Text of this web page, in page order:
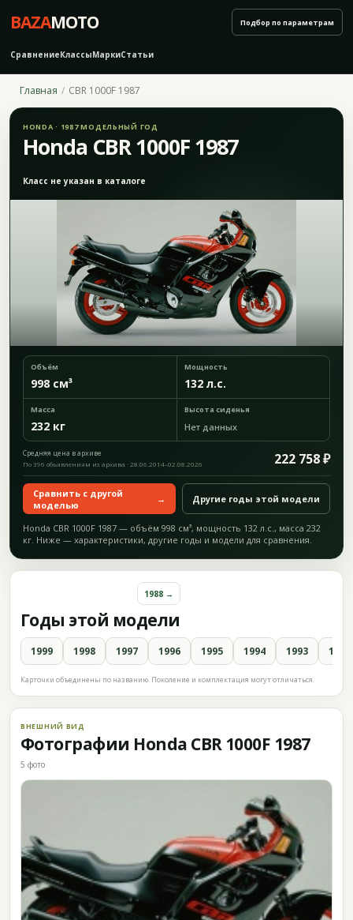
BAZAMOTO
СравнениеКлассыМаркиСтатьи
Подбор по параметрам
Главная CBR 1000F 1987
HONDA · 1987 МОДЕЛЬНЫЙ ГОД
Honda CBR 1000F 1987
Класс не указан в каталоге
Объём
998 см³
Мощность
132 л.с.
Масса
232 кг
Высота сиденья
Нет данных
Средняя цена в архиве 222 758 ₽
По 396 объявлениям из архива · 28.06.2014–02.08.2026
Сравнить с другой
моделью
→ Другие годы этой модели
Honda CBR 1000F 1987 — объём 998 см³, мощность 132 л.с., масса 232
кг. Ниже — характеристики, другие годы и модели для сравнения.
Годы этой модели
1988 →
1999 1998 1997 1996 1995 1994 1993 1992
Карточки объединены по названию. Поколение и комплектация могут отличаться.
ВНЕШНИЙ ВИД
Фотографии Honda CBR 1000F 1987
5 фото